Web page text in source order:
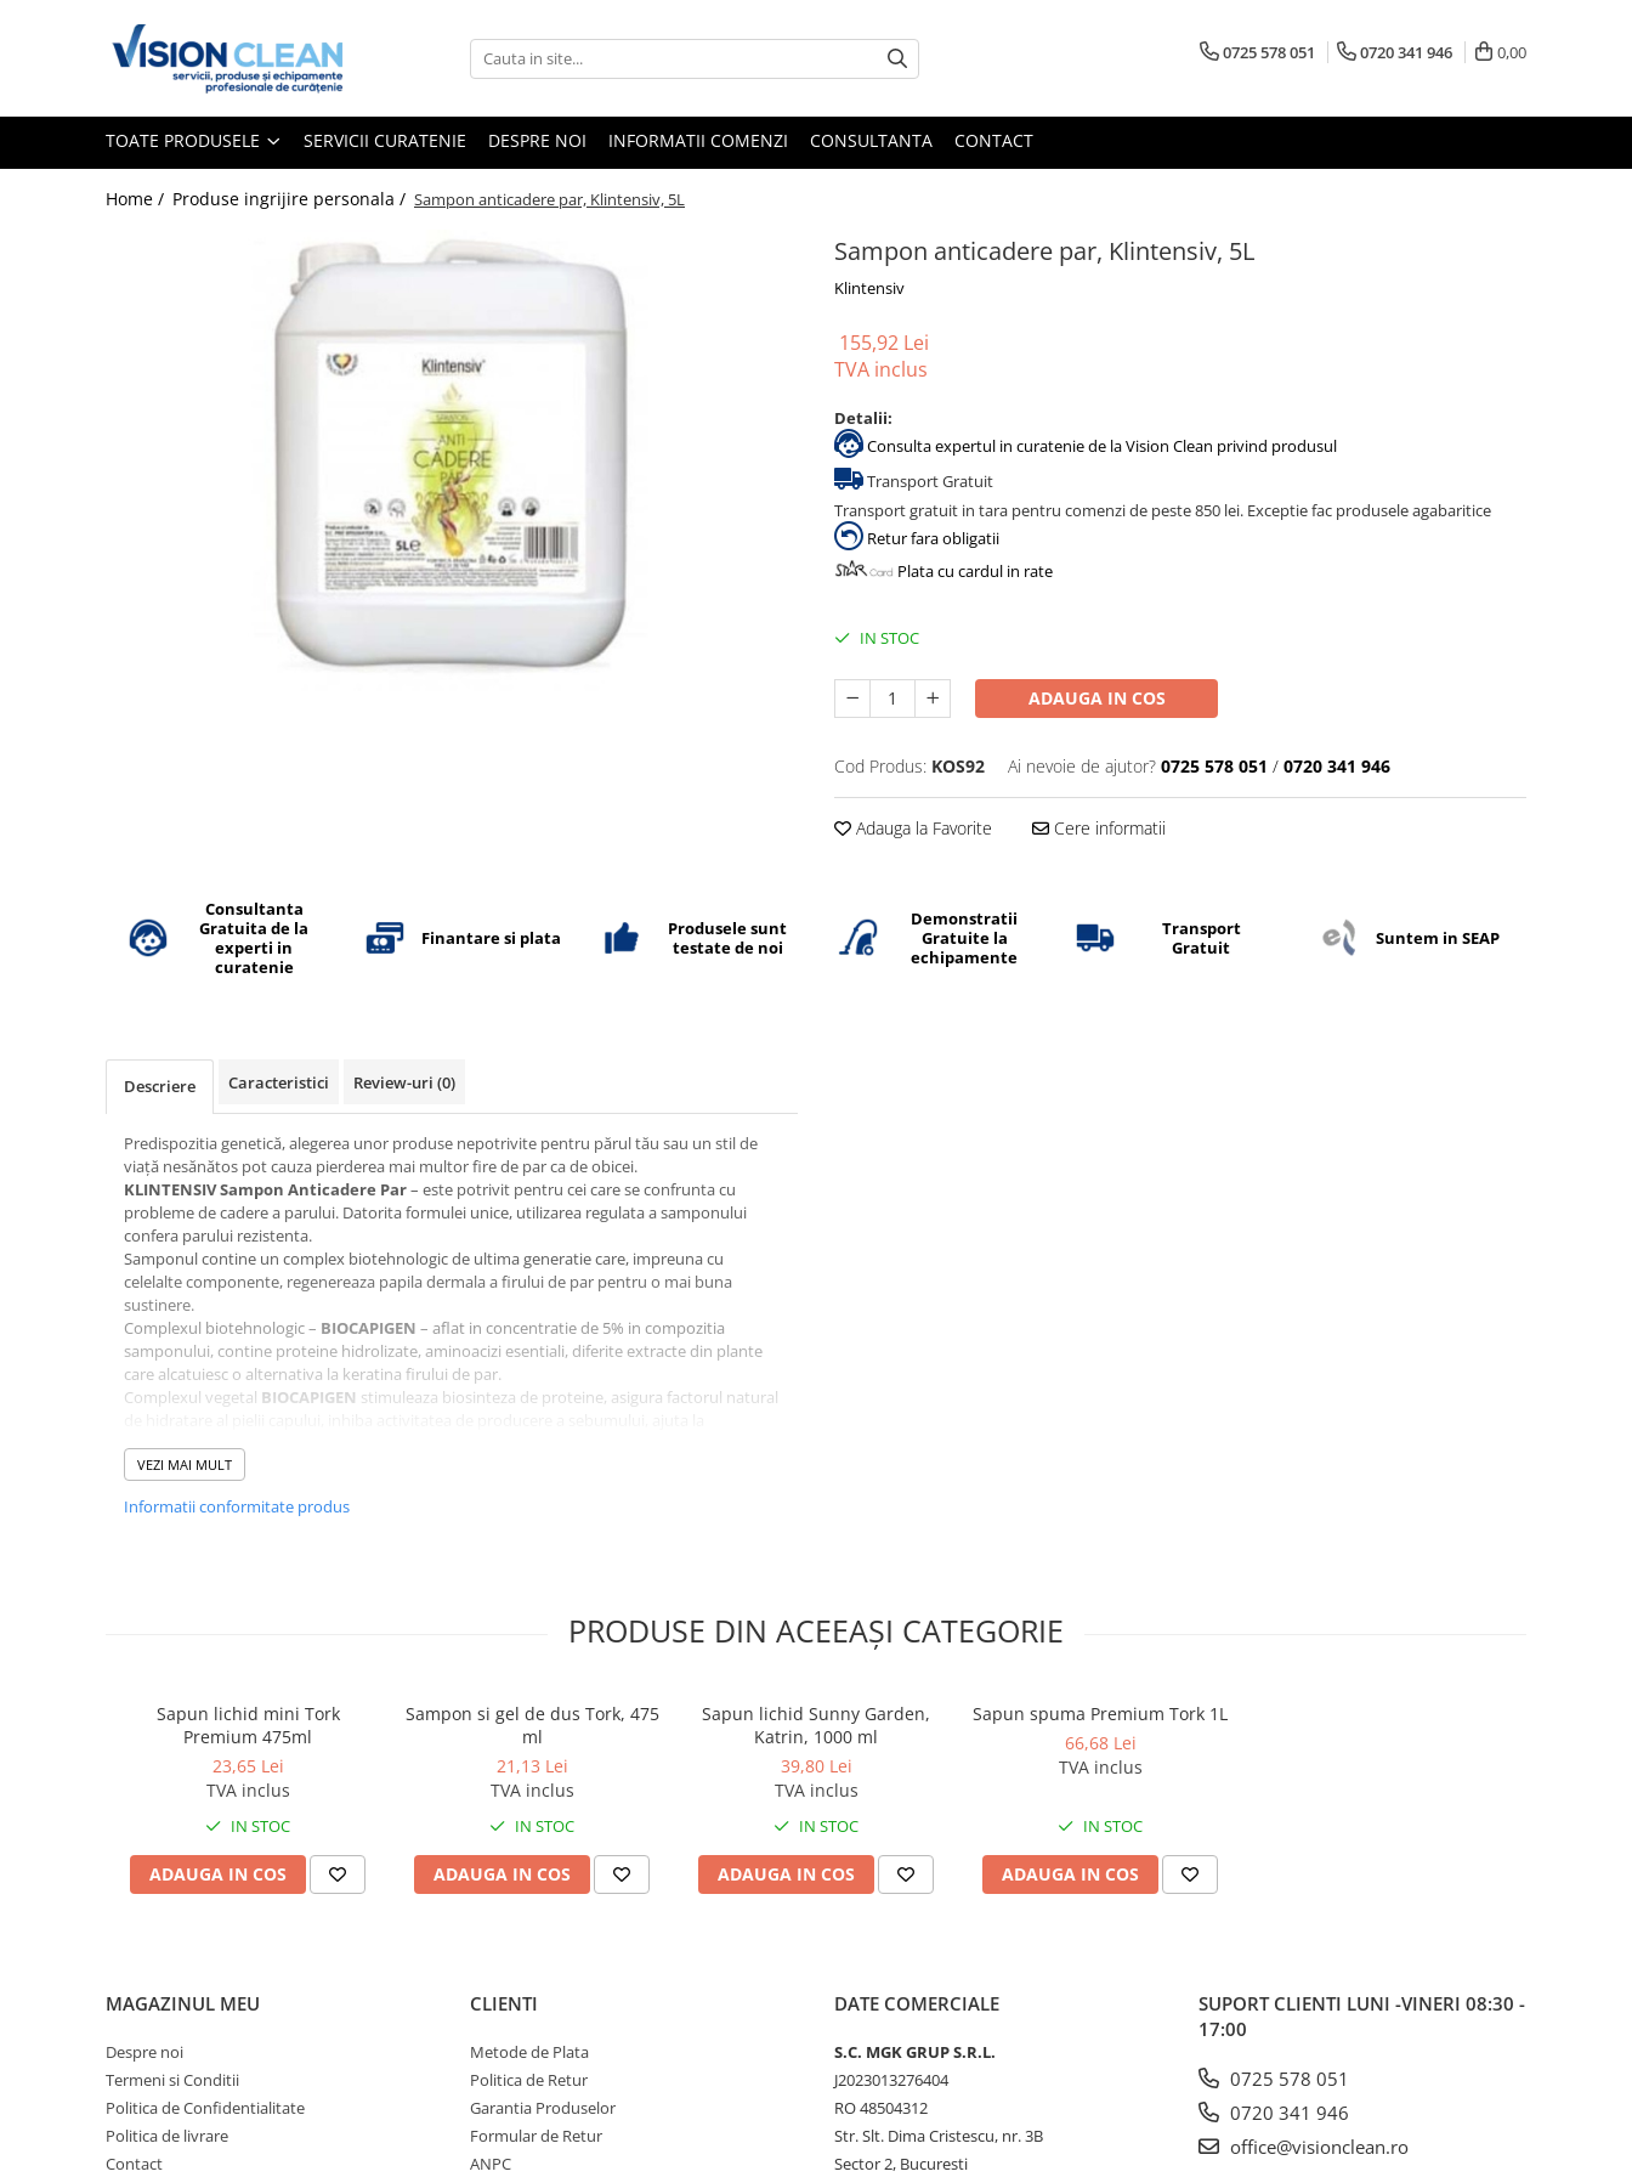
Aspiratoare si masini curatenie
Aspiratoare profesionale de lichide
Dezinfectanti profesionali
Dezinfectanti suprafete
Dispensere / Dozatoare
Dozatoare dezinfectanti
Dispensere acoperitoare colac wc
Dispensere hartie igienica
Dispensere odorizante
Dispensere prosoape pliate (Z)
Dispensere pungi igiena feminina
Dispensere rola hartie industriala
Dispensere rola prosop hartie
servetele faciale
Dozatoare sapun lichid
Sampon si gel de dus
Consumabile hartie
Acoperitori toaleta
Prosoape hartie pliate
Pungi igienice
Role hartie industriala
Role prosop hartie
Servetele masa & faciale
0725 578 051 0720 341 946 0,00
TOATE PRODUSELE SERVICII CURATENIE DESPRE NOI INFORMATII COMENZI CONSULTANTA CONTACT
Home / Produse ingrijire personala / Sampon anticadere par, Klintensiv, 5L
Sampon anticadere par, Klintensiv, 5L
Klintensiv
155,92 Lei
TVA inclus
Detalii:
Consulta expertul in curatenie de la Vision Clean privind produsul
Transport Gratuit
Transport gratuit in tara pentru comenzi de peste 850 lei. Exceptie fac produsele agabaritice
Retur fara obligatii
Plata cu cardul in rate
IN STOC
ADAUGA IN COS
Cod Produs: KOS92 Ai nevoie de ajutor? 0725 578 051 / 0720 341 946
Adauga la Favorite Cere informatii
Consultanta
Gratuita de la
experti in
curatenie
Finantare si plata
Produsele sunt
testate de noi
Demonstratii
Gratuite la
echipamente
Transport
Gratuit
Suntem in SEAP
Descriere Caracteristici Review-uri (0)
Predispozitia genetică, alegerea unor produse nepotrivite pentru părul tău sau un stil de
viață nesănătos pot cauza pierderea mai multor fire de par ca de obicei.
KLINTENSIV Sampon Anticadere Par– este potrivit pentru cei care se confrunta cu
probleme de cadere a parului. Datorita formulei unice, utilizarea regulata a samponului
confera parului rezistenta.
Samponul contine un complex biotehnologic de ultima generatie care, impreuna cu
celelalte componente, regenereaza papila dermala a firului de par pentru o mai buna
sustinere.
Complexul biotehnologic – BIOCAPIGEN – aflat in concentratie de 5% in compozitia
samponului, contine proteine hidrolizate, aminoacizi esentiali, diferite extracte din plante
care alcatuiesc o alternativa la keratina firului de par.
Complexul vegetal BIOCAPIGEN stimuleaza biosinteza de proteine, asigura factorul natural
vasodilatarea capilarelor de la nivelul pielii capului,conducand in final la cresterea si
rezistenta foliculului pilos.
efect reparator si de regenerare
testat clinic sub control dermatologic (conform standarde UE)
VEZI MAI MULT
Informatii conformitate produs
PRODUSE DIN ACEEAȘI CATEGORIE
Sapun lichid mini Tork
Premium 475ml
23,65 Lei
TVA inclus
IN STOC
ADAUGA IN COS
Sampon si gel de dus Tork, 475
ml
21,13 Lei
TVA inclus
IN STOC
ADAUGA IN COS
Sapun lichid Sunny Garden,
Katrin, 1000 ml
39,80 Lei
TVA inclus
IN STOC
ADAUGA IN COS
Sapun spuma Premium Tork 1L
66,68 Lei
TVA inclus
IN STOC
ADAUGA IN COS
MAGAZINUL MEU
Despre noi
Termeni si Conditii
Politica de Confidentialitate
Politica de livrare
Contact
CLIENTI
Metode de Plata
Politica de Retur
Garantia Produselor
Formular de Retur
ANPC
DATE COMERCIALE
S.C. MGK GRUP S.R.L.
J2023013276404
RO 48504312
Str. Slt. Dima Cristescu, nr. 3B
Sector 2, Bucuresti
SUPORT CLIENTI LUNI -VINERI 08:30 -
17:00
0725 578 051
0720 341 946
office@visionclean.ro